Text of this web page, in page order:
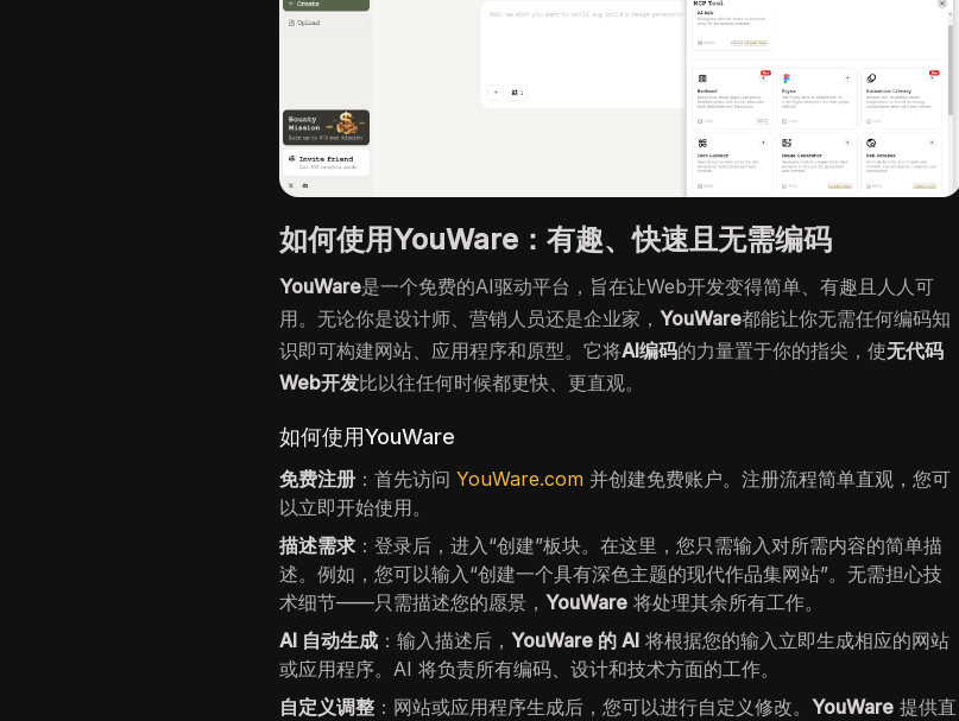
如何使用YouWare：有趣、快速且无需编码
YouWare是一个免费的AI驱动平台，旨在让Web开发变得简单、有趣且人人可
用。无论你是设计师、营销人员还是企业家，YouWare都能让你无需任何编码知
识即可构建网站、应用程序和原型。它将AI编码的力量置于你的指尖，使无代码
Web开发比以往任何时候都更快、更直观。
如何使用YouWare
免费注册 ：首先访问YouWare.com 并创建免费账户。注册流程简单直观，您可
以立即开始使用。
描述需求 ：登录后，进入“创建”板块。在这里，您只需输入对所需内容的简单描
述。例如，您可以输入“创建一个具有深色主题的现代作品集网站”。无需担心技
术细节——只需描述您的愿景，YouWare 将处理其余所有工作。
AI 自动生成 ：输入描述后，YouWare 的 AI 将根据您的输入立即生成相应的网站
或应用程序。AI 将负责所有编码、设计和技术方面的工作。
自定义调整 ：网站或应用程序生成后，您可以进行自定义修改。YouWare 提供直